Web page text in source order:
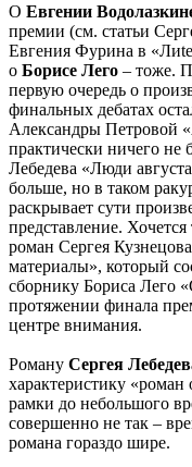
О Евгении
премии (см. статьи
Евгения Фурина в
о Борисе Лего – тоже.
первую очередь о
финальных дебатах
Александры Петровой
практически ничего не
Лебедева «Люди
больше, но в таком
раскрывает сути
представление. Хочется
роман Сергея
материалы», который
сборнику Бориса Лего
протяжении финала
центре внимания.
Роману Сергея
характеристику «роман
рамки до небольшого
совершенно не так –
романа гораздо шире.